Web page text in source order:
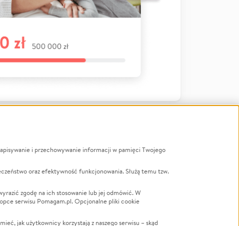
na
LGBTQ+
Powódź
Wichura
i przechowywanie informacji w pamięci Twojego
oraz efektywność funkcjonowania. Służą temu tzw.
zgodę na ich stosowanie lub jej odmówić. W
serwisu Pomagam.pl. Opcjonalne pliki cookie
jak użytkownicy korzystają z naszego serwisu – skąd